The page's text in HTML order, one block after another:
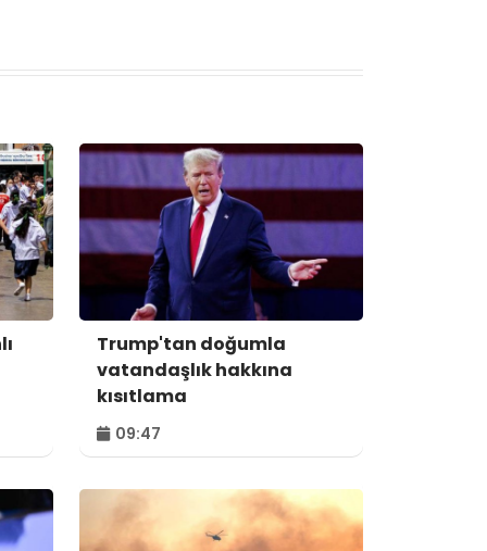
Trump'tan doğumla
vatandaşlık hakkına
kısıtlama
09:47